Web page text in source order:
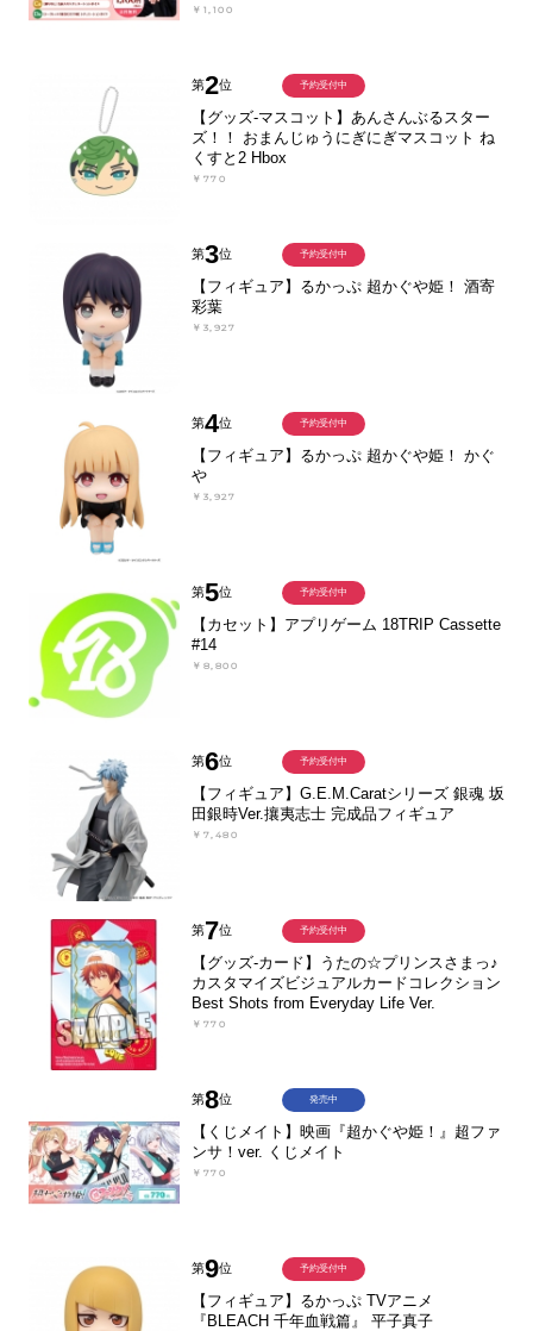
￥1,100
第2位
【グッズ-マスコット】あんさんぶるスター
ズ！！ おまんじゅうにぎにぎマスコット ね
くすと2 Hbox
￥770
予約受付中
第3位
【フィギュア】るかっぷ 超かぐや姫！ 酒寄
彩葉
￥3,927
予約受付中
第4位
【フィギュア】るかっぷ 超かぐや姫！ かぐ
や
￥3,927
予約受付中
第5位
【カセット】アプリゲーム 18TRIP Cassette
#14
￥8,800
予約受付中
第6位
【フィギュア】G.E.M.Caratシリーズ 銀魂 坂
田銀時Ver.攘夷志士 完成品フィギュア
￥7,480
予約受付中
第7位
【グッズ-カード】うたの☆プリンスさまっ♪
カスタマイズビジュアルカードコレクション
Best Shots from Everyday Life Ver.
￥770
予約受付中
第8位
【くじメイト】映画『超かぐや姫！』超ファ
ンサ！ver. くじメイト
￥770
発売中
第9位
【フィギュア】るかっぷ TVアニメ
『BLEACH 千年血戦篇』 平子真子
予約受付中